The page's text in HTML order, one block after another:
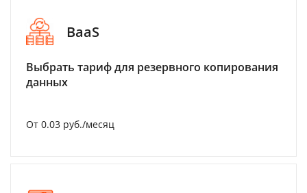
BaaS
Выбрать тариф для резервного копирования
данных
От 0.03 руб./месяц